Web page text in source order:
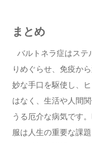
まとめ
バルトネラ症はステ
りめぐらせ、免疫か
妙な手口を駆使し、
はなく、生活や人間
うる厄介な病気です
服は人生の重要な課